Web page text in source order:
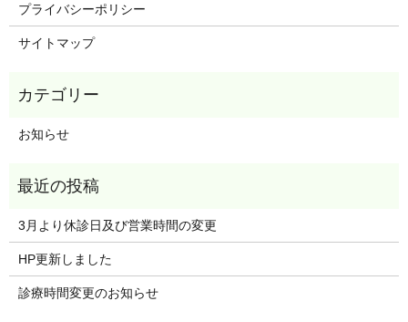
プライバシーポリシー
サイトマップ
お知らせ
3月より休診日及び営業時間の変更
HP更新しました
診療時間変更のお知らせ